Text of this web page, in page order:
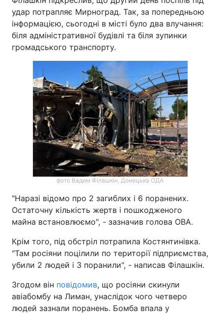
удар потрапляє Мирноград. Так, за попередньою
інформацією, сьогодні в місті було два влучання:
біля адміністративної будівлі та біля зупинки
громадського транспорту.
фото Вадим Філашкін, Донецька ОДА
"Наразі відомо про 2 загиблих і 6 поранених.
Остаточну кількість жертв і пошкодженого
майна встановлюємо", - зазначив голова ОВА.
Крім того, під обстріл потрапила Костянтинівка.
"Там росіяни поцілили по території підприємства,
убили 2 людей і 3 поранили", - написав Філашкін.
Згодом він повідомив, що росіяни скинули
авіабомбу на Лиман, унаслідок чого четверо
людей зазнали поранень. Бомба впала у